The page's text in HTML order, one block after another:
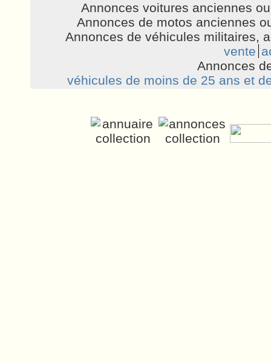
Annonces voitures anciennes
Annonces de motos anciennes
Annonces de véhicules militaires,
vente
Annonces
véhicules de moins de 25 ans et